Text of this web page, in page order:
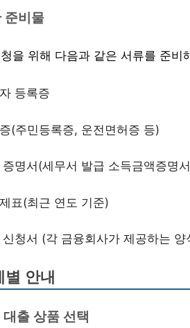
준비물
을 위해 다음과 같은 서류를 준비
등록증
(주민등록증, 운전면허증 등)
증명서(세무서 발급 소득금액증명
표(최근 연도 기준)
청서 (각 금융회사가 제공하는 양
별 안내
출 상품 선택